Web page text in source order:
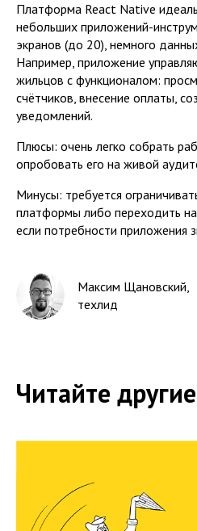
Максим Щановский,
техлид
Платформа React Native
небольших приложений-
экранов (до 20), немного
Например, приложение
жильцов с функционалом:
счётчиков, внесение оплаты,
уведомлений.
Плюсы: очень легко собрать
опробовать его на живой
Минусы: требуется
платформы либо переходить
если потребности приложения
Читайте